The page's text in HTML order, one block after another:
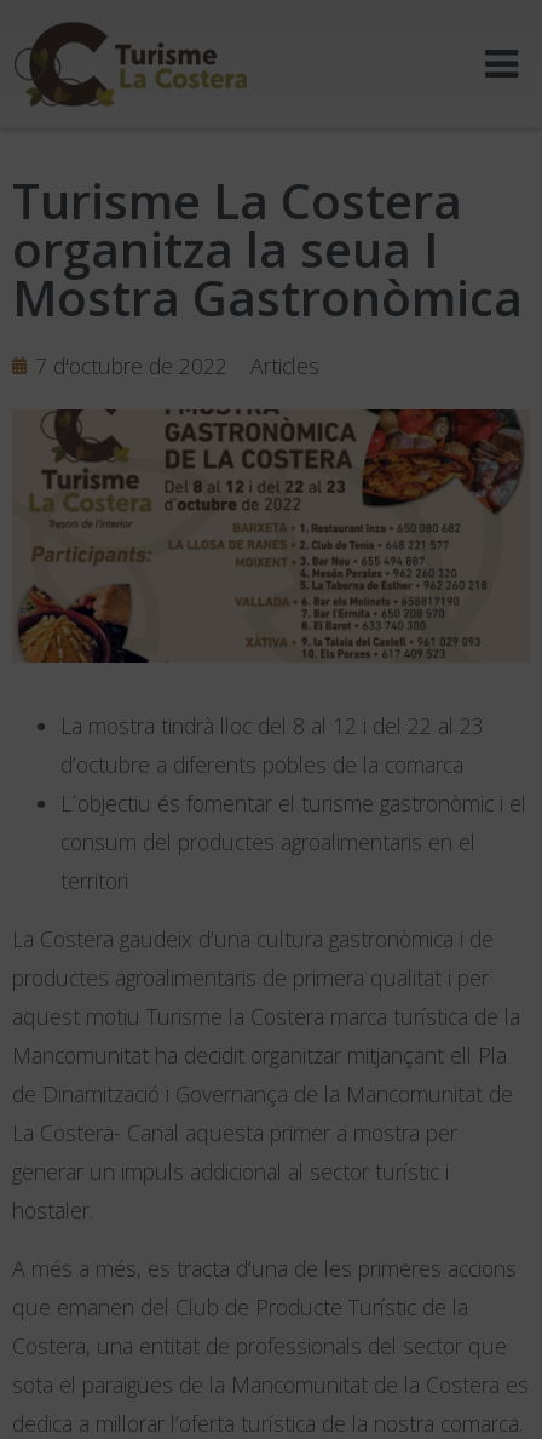
Turisme La Costera
organitza la seua I
Mostra Gastronòmica
7 d'octubre de 2022 Articles
La mostra tindrà lloc del 8 al 12 i del 22 al 23
d’octubre a diferents pobles de la comarca
L´objectiu és fomentar el turisme gastronòmic i el
consum del productes agroalimentaris en el
territori
La Costera gaudeix d’una cultura gastronòmica i de
productes agroalimentaris de primera qualitat i per
aquest motiu Turisme la Costera marca turística de la
Mancomunitat ha decidit organitzar mitjançant ell Pla
de Dinamització i Governança de la Mancomunitat de
La Costera- Canal aquesta primer a mostra per
generar un impuls addicional al sector turístic i
hostaler.
A més a més, es tracta d’una de les primeres accions
que emanen del Club de Producte Turístic de la
Costera, una entitat de professionals del sector que
sota el paraigües de la Mancomunitat de la Costera es
dedica a millorar l’oferta turística de la nostra comarca.